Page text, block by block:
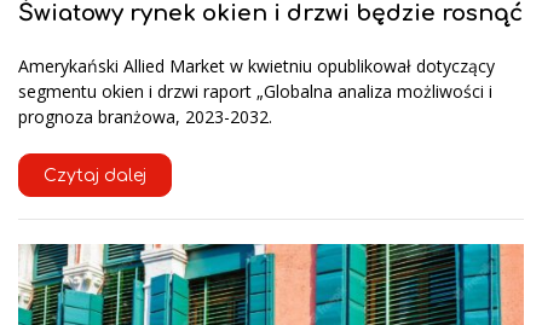
Światowy rynek okien i drzwi będzie rosnąć
Amerykański Allied Market w kwietniu opublikował dotyczący
segmentu okien i drzwi raport „Globalna analiza możliwości i
prognoza branżowa, 2023-2032.
Czytaj dalej